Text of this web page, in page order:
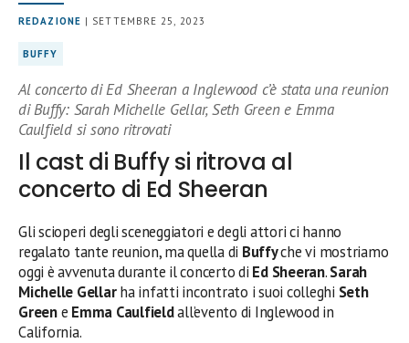
REDAZIONE | SETTEMBRE 25, 2023
BUFFY
Al concerto di Ed Sheeran a Inglewood c’è stata una reunion
di Buffy: Sarah Michelle Gellar, Seth Green e Emma
Caulfield si sono ritrovati
Il cast di Buffy si ritrova al
concerto di Ed Sheeran
Gli scioperi degli sceneggiatori e degli attori ci hanno
regalato tante reunion, ma quella di Buffyche vi mostriamo
oggi è avvenuta durante il concerto di Ed Sheeran.Sarah
Michelle Gellarha infatti incontrato i suoi colleghi Seth
Greene Emma Caulfieldall’evento di Inglewood in
California.